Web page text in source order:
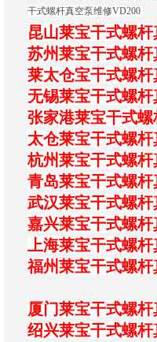
干式螺杆真空泵维修VD200
昆山莱宝干式螺
苏州莱宝干式螺
莱太仓宝干式螺
无锡莱宝干式螺
张家港莱宝干式
太仓莱宝干式螺
杭州莱宝干式螺
青岛莱宝干式螺
武汉莱宝干式螺
嘉兴莱宝干式螺
上海莱宝干式螺
福州莱宝干式螺
厦门莱宝干式螺
绍兴莱宝干式螺